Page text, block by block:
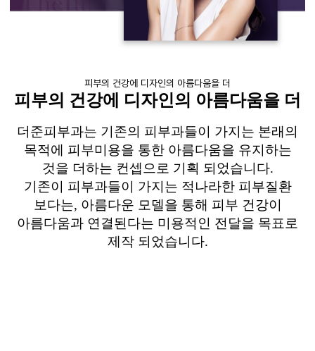
피부의 건강에 디자인의 아름다움을 더
피부의 건강에 디자인의 아름다움을 더
더준피부과는 기존의 피부과들이 가지는 본래의
목적에 피부미용을 통한 아름다움을 유지하는
것을 더하는 컨셉으로 기획 되었습니다.
기존이 피부과들이 가지는 적나라한 피부질환
보다는, 아름다운 모델을 통해 피부 건강이
아름다움과 연결된다는 미용적인 전달을 목표로
제작 되었습니다.